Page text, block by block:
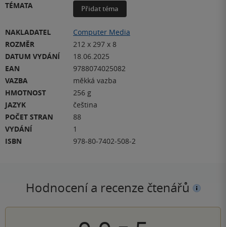
TÉMATA
Přidat téma
NAKLADATEL
Computer Media
ROZMĚR
212 x 297 x 8
DATUM VYDÁNÍ
18.06.2025
EAN
9788074025082
VAZBA
měkká vazba
HMOTNOST
256 g
JAZYK
čeština
POČET STRAN
88
VYDÁNÍ
1
ISBN
978-80-7402-508-2
Hodnocení a recenze čtenářů